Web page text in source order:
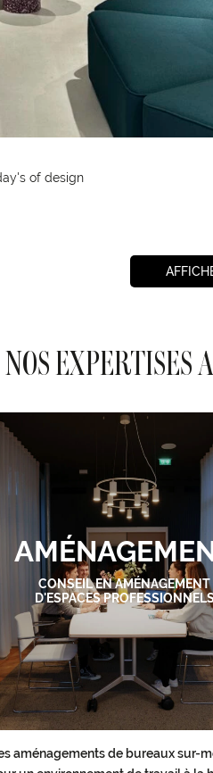
of design
NOS EXPERTISES
CONSEIL EN AMÉNAGEMENT
D'ESPACES
aménagements de bureaux sur-